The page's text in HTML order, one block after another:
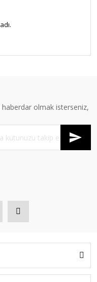
olmak isterseniz,